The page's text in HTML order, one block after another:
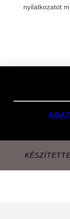
nyilatkozatot